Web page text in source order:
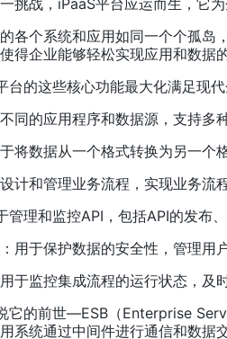
挑战，iPaaS平台应运而生，它
各个系统和应用如同一个个孤
得企业能够轻松实现应用和数据
台的这些核心功能最大化满足现
不同的应用程序和数据源，支持多
于将数据从一个格式转换为另一
设计和管理业务流程，实现业务流
管理和监控API，包括API的发布
：用于保护数据的安全性，管理用
于监控集成流程的运行状态，及
它的前世—ESB（Enterprise
系统通过中间件进行通信和数